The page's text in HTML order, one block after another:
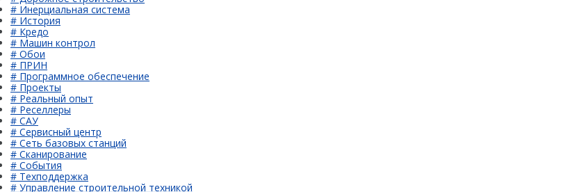
# Инерциальная система
# История
# Кредо
# Машин контрол
# Обои
# ПРИН
# Программное обеспечение
# Проекты
# Реальный опыт
# Реселлеры
# САУ
# Сервисный центр
# Сеть базовых станций
# Сканирование
# События
# Техподдержка
# Управление строительной техникой